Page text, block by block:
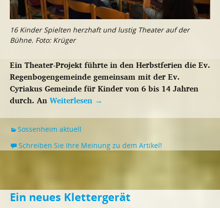
16 Kinder Spielten herzhaft und lustig Theater auf der
Bühne. Foto: Krüger
Ein Theater-Projekt führte in den Herbstferien die Ev.
Regenbogengemeinde gemeinsam mit der Ev.
Cyriakus Gemeinde für Kinder von 6 bis 14 Jahren
durch. AnWeiterlesen →
Sossenheim aktuell
Schreiben Sie Ihre Meinung zu dem Artikel!
Ein neues Klettergerät